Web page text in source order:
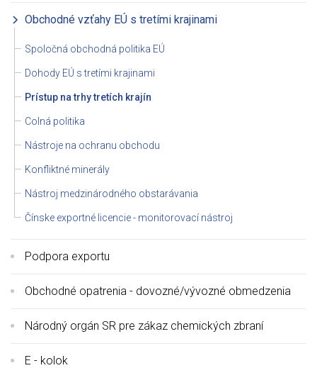
Obchodné vzťahy EÚ s tretími krajinami
Spoločná obchodná politika EÚ
Dohody EÚ s tretími krajinami
Prístup na trhy tretích krajín
Colná politika
Nástroje na ochranu obchodu
Konfliktné minerály
Nástroj medzinárodného obstarávania
Čínske exportné licencie - monitorovací nástroj
Podpora exportu
Obchodné opatrenia - dovozné/vývozné obmedzenia
Národný orgán SR pre zákaz chemických zbraní
E - kolok